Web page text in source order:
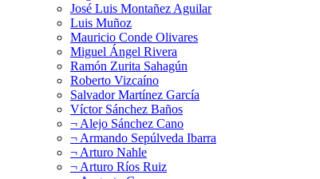
José Luis Montañez Aguilar
Luis Muñoz
Mauricio Conde Olivares
Miguel Ángel Rivera
Ramón Zurita Sahagún
Roberto Vizcaíno
Salvador Martínez García
Víctor Sánchez Baños
¬ Alejo Sánchez Cano
¬ Armando Sepúlveda Ibarra
¬ Arturo Nahle
¬ Arturo Ríos Ruiz